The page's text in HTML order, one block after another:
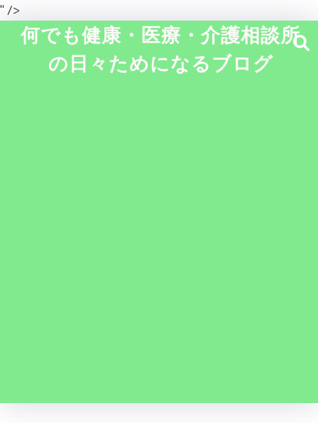
" />
何でも健康・医療・介護相談所
の日々ためになるブログ